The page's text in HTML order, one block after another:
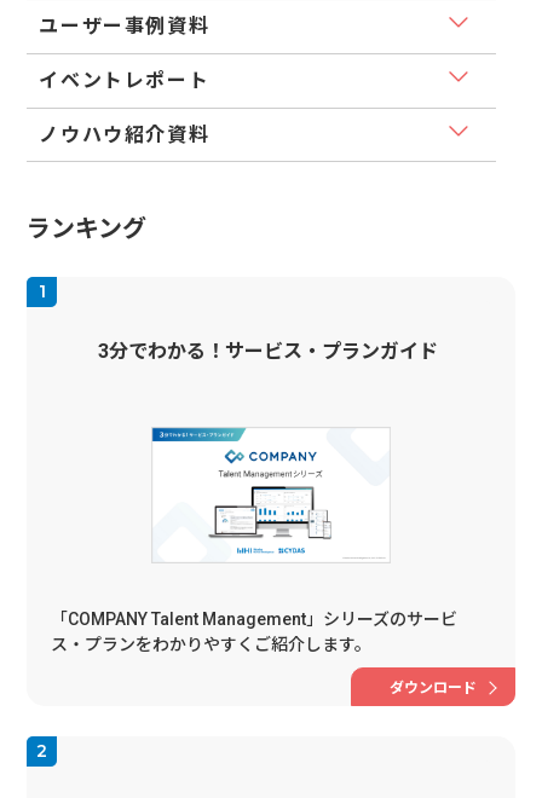
ユーザー事例資料
イベントレポート
ノウハウ紹介資料
ランキング
3分でわかる！サービス・プランガイド
ダウンロード
「COMPANY Talent Management」シリーズのサービ
ス・プランをわかりやすくご紹介します。